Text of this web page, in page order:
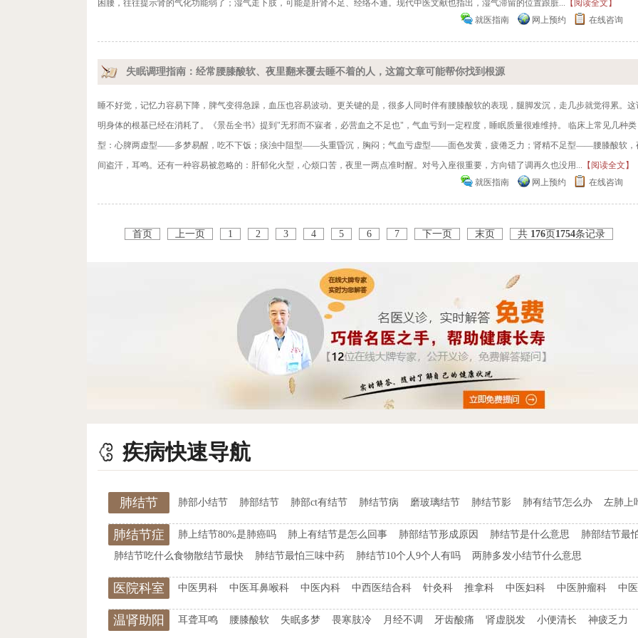
困腰，往往提示肾的气化功能弱了；湿气走下肢，可能是肝肾不足、经络不通。现代中医文献也指出，湿气滞留的位置跟脏... 【阅读全文】
就医指南
网上预约 在线咨询
失眠调理指南：经常腰膝酸软、夜里翻来覆去睡不着的人，这篇文章可能帮你找到根源
睡不好觉，记忆力容易下降，脾气变得急躁，血压也容易波动。更关键的是，很多人同时伴有腰膝酸软的表现，腿脚发沉，走几步就觉得累。这
明身体的根基已经在消耗了。《景岳全书》提到"无邪而不寐者，必营血之不足也"，气血亏到一定程度，睡眠质量很难维持。 临床上常见几种类
型：心脾两虚型——多梦易醒，吃不下饭；痰浊中阻型——头重昏沉，胸闷；气血亏虚型——面色发黄，疲倦乏力；肾精不足型——腰膝酸软，
间盗汗，耳鸣。还有一种容易被忽略的：肝郁化火型，心烦口苦，夜里一两点准时醒。对号入座很重要，方向错了调再久也没用... 【阅读全文】
就医指南
网上预约 在线咨询
首页 上一页 1 2 3 4 5 6 7 下一页 末页 共 176页1754条记录
疾病快速导航
肺结节 肺部小结节 肺部结节 肺部ct有结节 肺结节病 磨玻璃结节 肺结节影 肺有结节怎么办 左肺上
肺结节症
状
肺上结节80%是肺癌吗 肺上有结节是怎么回事 肺部结节形成原因 肺结节是什么意思
肺部结节最
肺结节吃什么食物散结节最快
肺结节最怕三味中药 肺结节10个人9个人有吗 两肺多发小结节什么意思
医院科室 中医男科 中医耳鼻喉科 中医内科 中西医结合科 针灸科 推拿科 中医妇科 中医肿瘤科 中
温肾助阳 耳聋耳鸣 腰膝酸软 失眠多梦 畏寒肢冷 月经不调 牙齿酸痛 肾虚脱发 小便清长 神疲乏力